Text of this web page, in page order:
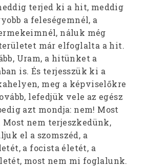
terjed ki a hit, meddig
a feleségemnél, a
náluk még
már elfoglalta a hit.
Uram, a hitünket a
is. És terjesszük ki a
meg a képviselőkre
lefedjük vele az egész
azt mondja: nem! Most
nem terjeszkedünk,
el a szomszéd, a
a focista életét, a
most nem mi foglalunk.